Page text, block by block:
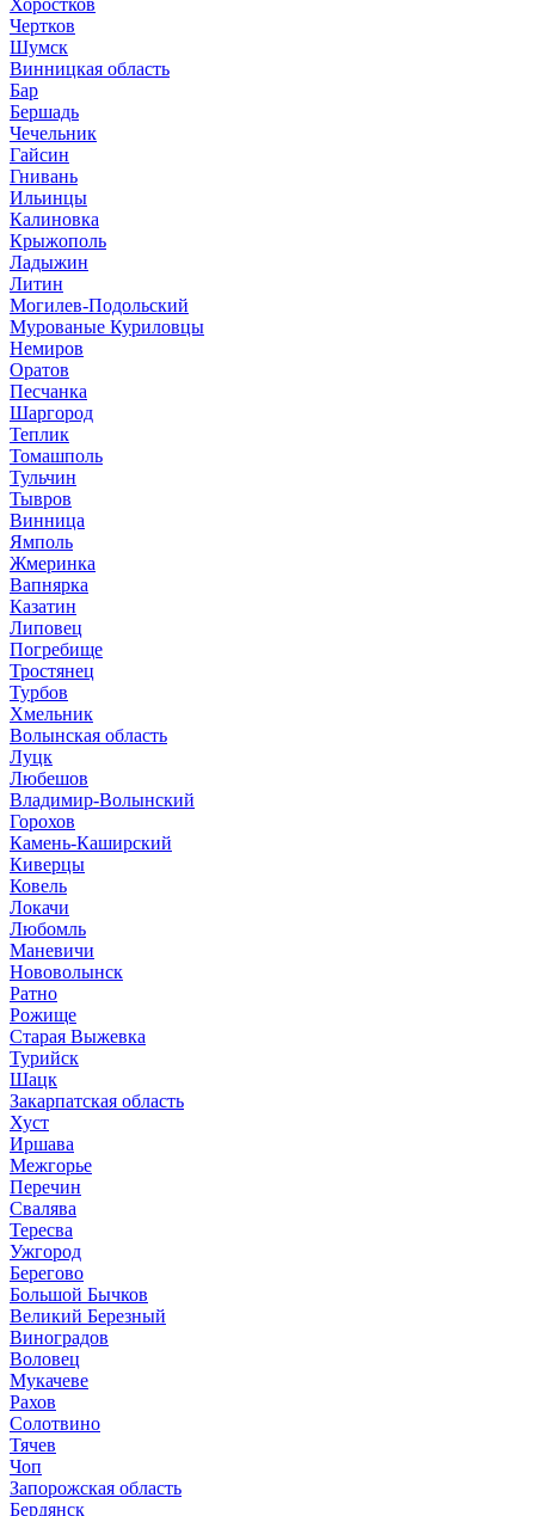
Хоростков
Чертков
Шумск
Винницкая область
Бар
Бершадь
Чечельник
Гайсин
Гнивань
Ильинцы
Калиновка
Крыжополь
Ладыжин
Литин
Могилев-Подольский
Мурованые Куриловцы
Немиров
Оратов
Песчанка
Шаргород
Теплик
Томашполь
Тульчин
Тывров
Винница
Ямполь
Жмеринка
Вапнярка
Казатин
Липовец
Погребище
Тростянец
Турбов
Хмельник
Волынская область
Луцк
Любешов
Владимир-Волынский
Горохов
Камень-Каширский
Киверцы
Ковель
Локачи
Любомль
Маневичи
Нововолынск
Ратно
Рожище
Старая Выжевка
Турийск
Шацк
Закарпатская область
Хуст
Иршава
Межгорье
Перечин
Свалява
Тересва
Ужгород
Берегово
Большой Бычков
Великий Березный
Виноградов
Воловец
Мукачеве
Рахов
Солотвино
Тячев
Чоп
Запорожская область
Бердянск